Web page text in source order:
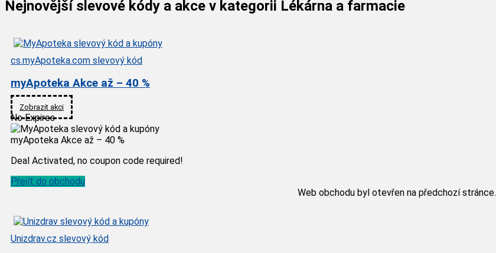
Nejnovější slevové kódy a akce v kategorii Lékárna a farmacie
cs.myApoteka.com slevový kód
myApoteka Akce až – 40 %
Zobrazit akci
No Expires
myApoteka Akce až – 40 %
Deal Activated, no coupon code required!
Přejít do obchodu
Web obchodu byl otevřen na předchozí stránce.
Unizdrav.cz slevový kód